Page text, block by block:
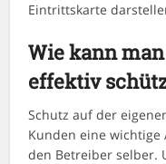
Eintrittskarte
Wie kann
effektiv
Schutz auf der
Kunden eine
den Betreiber selber.